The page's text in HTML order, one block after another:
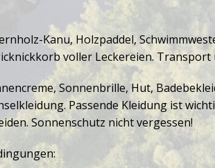
Kanu, Holzpaddel,
voller Leckereien. Transport
Sonnenbrille, Hut,
Passende Kleidung ist
Sonnenschutz nicht vergessen!